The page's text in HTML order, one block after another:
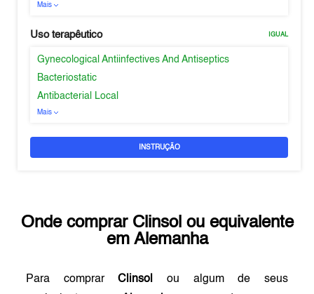
Mais
Uso terapêutico IGUAL
Gynecological Antiinfectives And Antiseptics
Bacteriostatic
Antibacterial Local
Mais
INSTRUÇÃO
Onde comprar Clinsolou equivalente
em Alemanha
Para comprarClinsol
ou algum de seus